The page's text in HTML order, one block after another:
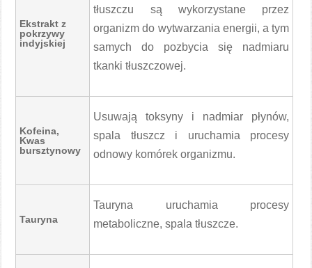
Ekstrakt z
pokrzywy
indyjskiej
tłuszczu są wykorzystane przez
organizm do wytwarzania energii, a tym
samych do pozbycia się nadmiaru
tkanki tłuszczowej.
Kofeina,
Kwas
bursztynowy
Usuwają toksyny i nadmiar płynów,
spala tłuszcz i uruchamia procesy
odnowy komórek organizmu.
Tauryna
Tauryna uruchamia procesy
metaboliczne, spala tłuszcze.